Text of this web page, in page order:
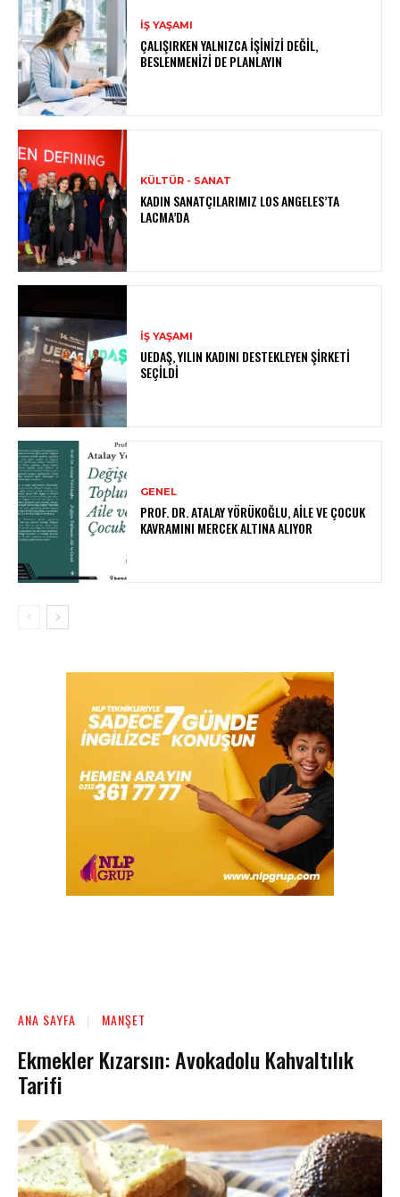
İŞ YAŞAMI
ÇALIŞIRKEN YALNIZCA İŞINIZI DEĞIL,
BESLENMENIZI DE PLANLAYIN
KÜLTÜR - SANAT
KADIN SANATÇILARIMIZ LOS ANGELES’TA
LACMA’DA
İŞ YAŞAMI
UEDAŞ, YILIN KADINI DESTEKLEYEN ŞIRKETI
SEÇILDI
GENEL
PROF. DR. ATALAY YÖRÜKOĞLU, AILE VE ÇOCUK
KAVRAMINI MERCEK ALTINA ALIYOR